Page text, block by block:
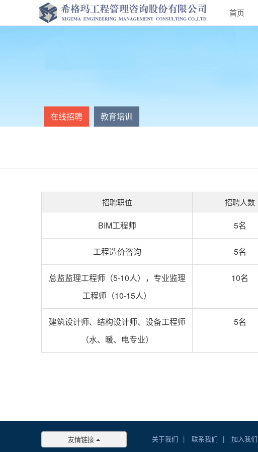
首页
在线招聘 教育培训
招聘职位 招聘人数
BIM工程师 5名
工程造价咨询 5名
总监监理工程师（5-10人），专业监理
工程师（10-15人）
10名
建筑设计师、结构设计师、设备工程师
（水、暖、电专业）
5名
友情链接 关于我们 | 联系我们 | 加入我们